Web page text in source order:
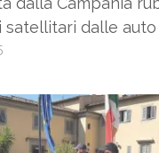
satellitari dalle auto